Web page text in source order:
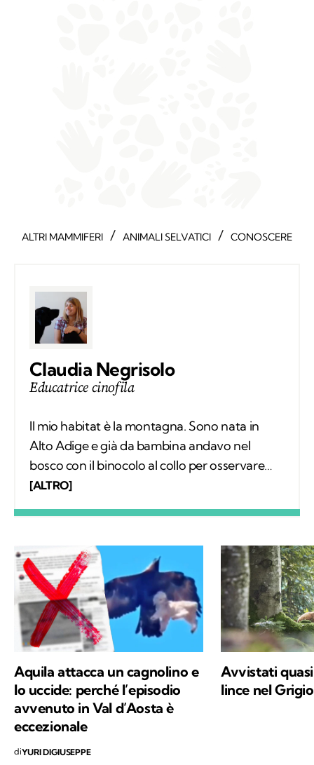
ALTRI MAMMIFERI / ANIMALI SELVATICI / CONOSCERE
Claudia Negrisolo
Educatrice cinofila
Il mio habitat è la montagna. Sono nata in
Alto Adige e già da bambina andavo nel
bosco con il binocolo al collo per osservare
silenziosamente i comportamenti degli
poi ho studiato etologia, sono diventata
educatrice cinofila e ho trovato il mio posto in
Trentino, sulle Dolomiti di Brenta. Ora scrivo
di animali selvatici e domestici che vivono più
o meno vicini agli esseri umani, con la
speranza di sensibilizzare alla tutela di ogni
[ALTRO]
Aquila attacca un cagnolino e
lo uccide: perché l’episodio
avvenuto in Val d’Aosta è
eccezionale
diYURI DIGIUSEPPE
Avvistati
lince nel